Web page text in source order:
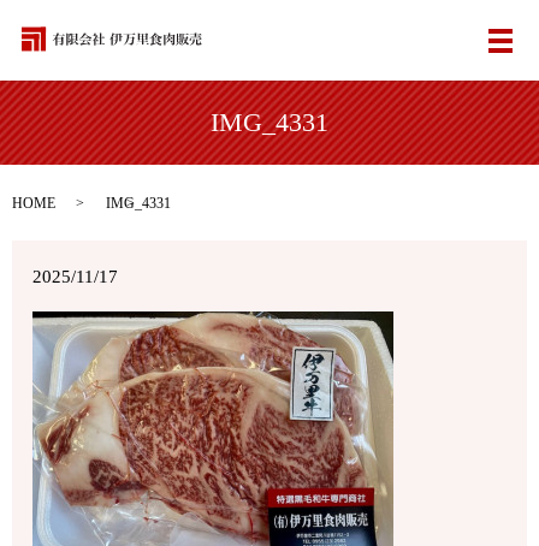
メ
IMG_4331
HOME IMG_4331
2025/11/17